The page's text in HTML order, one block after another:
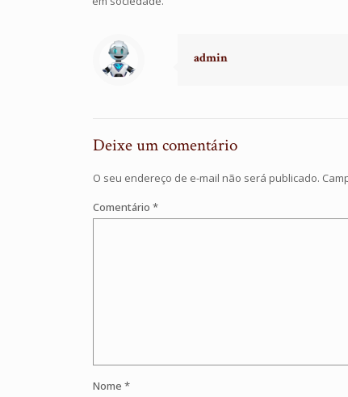
admin
Deixe um comentário
O seu endereço de e-mail não será publicado.
Comentário *
Nome *